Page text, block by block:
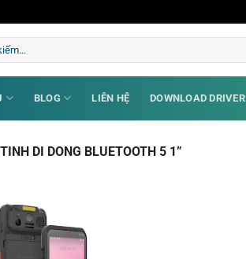
BLOG LIÊN HỆ DOWNLOAD DRIVER
DI DONG BLUETOOTH 5 1”